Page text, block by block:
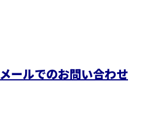
メールでのお問い合わせ